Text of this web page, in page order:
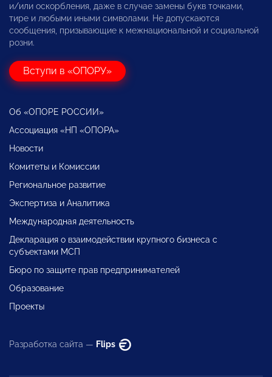
и/или оскорбления, даже в случае замены букв точками,
тире и любыми иными символами. Не допускаются
сообщения, призывающие к межнациональной и социальной
розни.
Вступи в «ОПОРУ»
Об «ОПОРЕ РОССИИ»
Ассоциация «НП «ОПОРА»
Новости
Комитеты и Комиссии
Региональное развитие
Экспертиза и Аналитика
Международная деятельность
Декларация о взаимодействии крупного бизнеса с
субъектами МСП
Бюро по защите прав предпринимателей
Образование
Проекты
Разработка сайта — Flips